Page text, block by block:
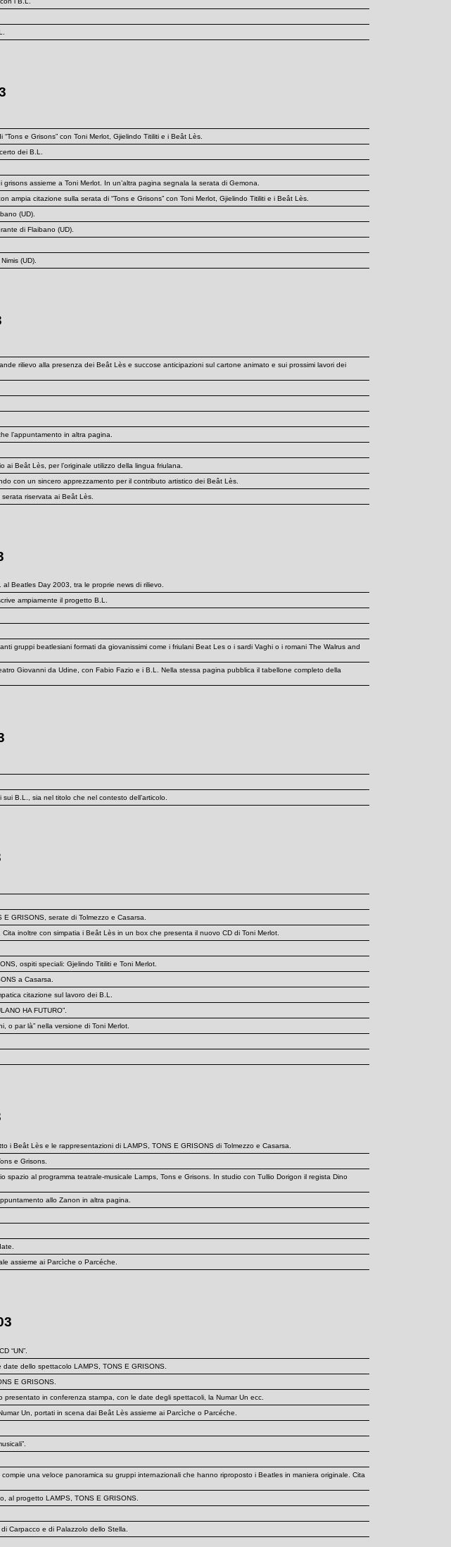
e Grisons” con Toni Merlot, Gjielindo Titiliti e i Beât Lès.
dei B.L.
assieme a Toni Merlot. In un’altra pagina segnala la serata di Gemona.
citazione sulla serata di “Tons e Grisons” con Toni Merlot, Gjielindo Titiliti e i Beât Lès.
(UD).
di Flaibano (UD).
(UD).
rilievo alla presenza dei Beât Lès e succose anticipazioni sul cartone animato e sui prossimi lavori dei
l’appuntamento in altra pagina.
Beât Lès, per l’originale utilizzo della lingua friulana.
con un sincero apprezzamento per il contributo artistico dei Beât Lès.
riservata ai Beât Lès.
al Beatles Day 2003, tra le proprie news di rilievo.
ampiamente il progetto B.L.
gruppi beatlesiani formati da giovanissimi come i friulani Beat Les o i sardi Vaghi o i romani The Walrus and
Giovanni da Udine, con Fabio Fazio e i B.L. Nella stessa pagina pubblica il tabellone completo della
B.L., sia nel titolo che nel contesto dell’articolo.
GRISONS, serate di Tolmezzo e Casarsa.
inoltre con simpatia i Beât Lès in un box che presenta il nuovo CD di Toni Merlot.
ospiti speciali: Gjelindo Titiliti e Toni Merlot.
a Casarsa.
citazione sul lavoro dei B.L.
HA FUTURO”.
o par là” nella versione di Toni Merlot.
i Beât Lès e le rappresentazioni di LAMPS, TONS E GRISONS di Tolmezzo e Casarsa.
e Grisons.
al programma teatrale-musicale Lamps, Tons e Grisons. In studio con Tullio Dorigon il regista Dino
allo Zanon in altra pagina.
assieme ai Parcìche o Parcéche.
“UN”.
dello spettacolo LAMPS, TONS E GRISONS.
E GRISONS.
in conferenza stampa, con le date degli spettacoli, la Numar Un ecc.
Un, portati in scena dai Beât Lès assieme ai Parcìche o Parcéche.
una veloce panoramica su gruppi internazionali che hanno riproposto i Beatles in maniera originale. Cita
al progetto LAMPS, TONS E GRISONS.
Carpacco e di Palazzolo dello Stella.